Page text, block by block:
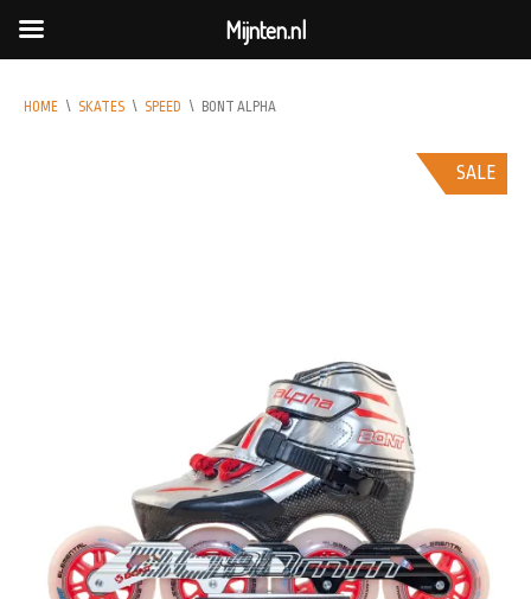
HOME \ SKATES \ SPEED \ BONT ALPHA
SALE
Mijnten.nl